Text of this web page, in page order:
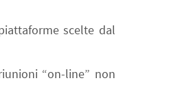
scelte dal
“on-line” non